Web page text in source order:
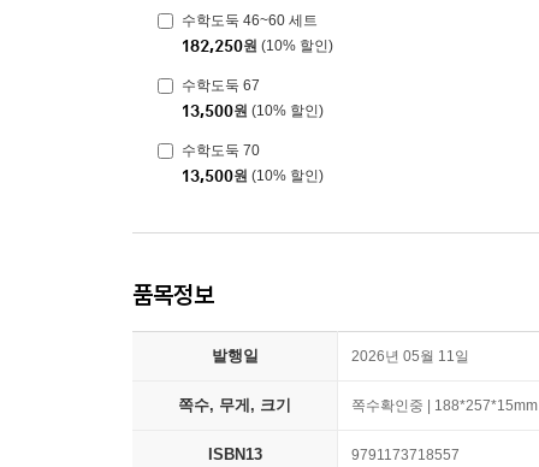
수학도둑 46~60 세트
182,250원 (10% 할인)
수학도둑 67
13,500원 (10% 할인)
수학도둑 70
13,500원 (10% 할인)
품목정보
발행일 2026년 05월 11일
쪽수, 무게, 크기 쪽수확인중 | 188*257*15mm
ISBN13 9791173718557